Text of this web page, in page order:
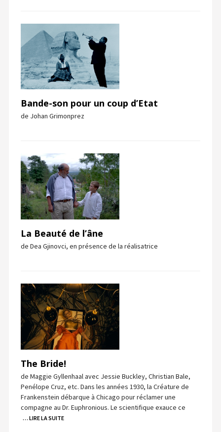
Bande-son pour un coup d’Etat
de Johan Grimonprez
La Beauté de l’âne
de Dea Gjinovci, en présence de la réalisatrice
The Bride!
de Maggie Gyllenhaal avec Jessie Buckley, Christian Bale,
Penélope Cruz, etc. Dans les années 1930, la Créature de
Frankenstein débarque à Chicago pour réclamer une
compagne au Dr. Euphronious. Le scientifique exauce ce
… LIRE LA SUITE